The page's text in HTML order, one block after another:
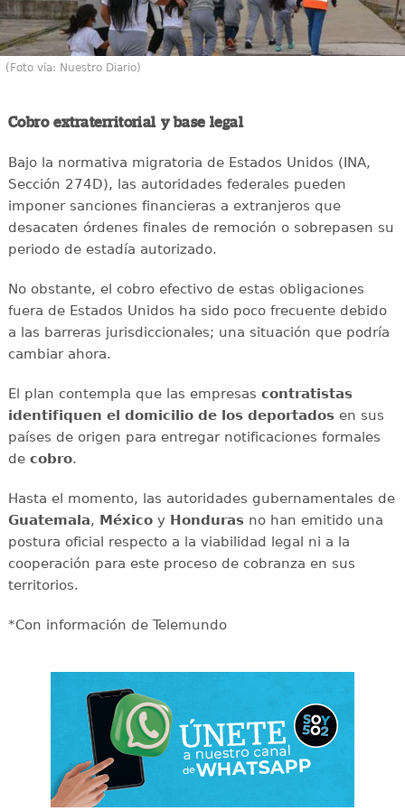
(Foto vía: Nuestro Diario)
Cobro extraterritorial y base legal
Bajo la normativa migratoria de Estados Unidos (INA,
Sección 274D), las autoridades federales pueden
imponer sanciones financieras a extranjeros que
desacaten órdenes finales de remoción o sobrepasen su
periodo de estadía autorizado.
No obstante, el cobro efectivo de estas obligaciones
fuera de Estados Unidos ha sido poco frecuente debido
a las barreras jurisdiccionales; una situación que podría
cambiar ahora.
El plan contempla que las empresas contratistas
identifiquen el domicilio de los deportadosen sus
países de origen para entregar notificaciones formales
de cobro.
Hasta el momento, las autoridades gubernamentales de
Guatemala, Méxicoy Hondurasno han emitido una
postura oficial respecto a la viabilidad legal ni a la
cooperación para este proceso de cobranza en sus
territorios.
*Con información de Telemundo